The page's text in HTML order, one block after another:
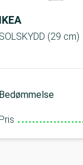
(29 cm)